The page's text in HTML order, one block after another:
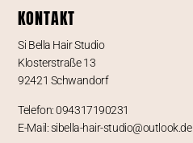
KONTAKT
Si Bella Hair Studio
Klosterstraße 13
92421 Schwandorf
Telefon: 094317190231
E-Mail: sibella-hair-studio@outlook.de